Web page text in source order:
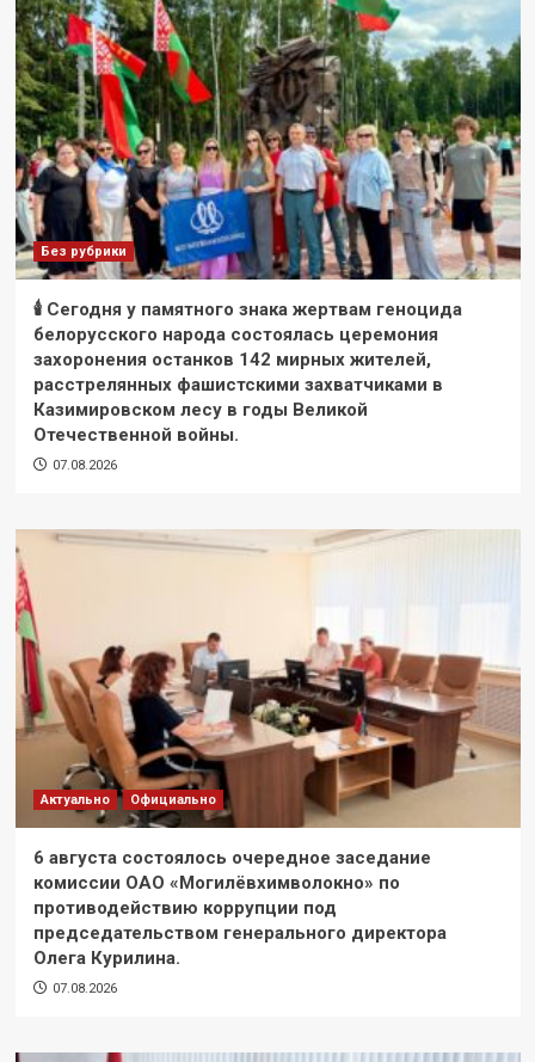
Без рубрики
🕯 Сегодня у памятного знака жертвам геноцида
белорусского народа состоялась церемония
захоронения останков 142 мирных жителей,
расстрелянных фашистскими захватчиками в
Казимировском лесу в годы Великой
Отечественной войны.
07.08.2026
Актуально Официально
6 августа состоялось очередное заседание
комиссии ОАО «Могилёвхимволокно» по
противодействию коррупции под
председательством генерального директора
Олега Курилина.
07.08.2026